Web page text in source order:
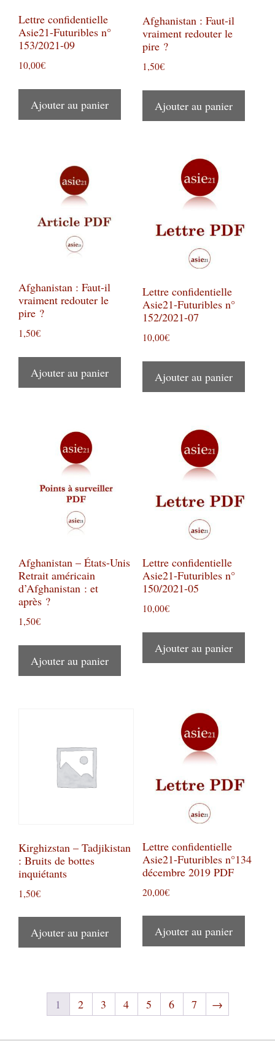
Lettre confidentielle
Asie21-Futuribles n°
153/2021-09
10,00€
Ajouter au panier
Afghanistan : Faut-il
vraiment redouter le
pire ?
1,50€
Ajouter au panier
Afghanistan : Faut-il
vraiment redouter le
pire ?
1,50€
Ajouter au panier
Lettre confidentielle
Asie21-Futuribles n°
152/2021-07
10,00€
Ajouter au panier
Afghanistan – États-Unis
Retrait américain
d’Afghanistan : et
après ?
1,50€
Ajouter au panier
Lettre confidentielle
Asie21-Futuribles n°
150/2021-05
10,00€
Ajouter au panier
Kirghizstan – Tadjikistan
: Bruits de bottes
inquiétants
1,50€
Ajouter au panier
Lettre confidentielle
Asie21-Futuribles n°134
décembre 2019 PDF
20,00€
Ajouter au panier
1 2 3 4 5 6 7 →